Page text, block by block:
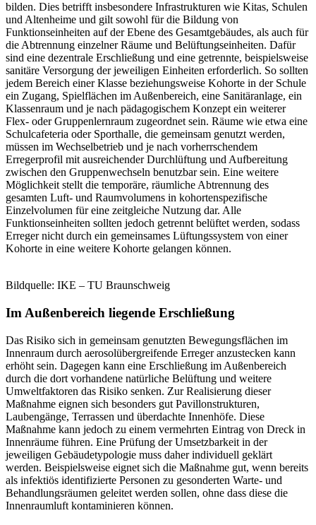
bilden. Dies betrifft insbesondere Infrastrukturen wie Kitas, Schulen
und Altenheime und gilt sowohl für die Bildung von
Funktionseinheiten auf der Ebene des Gesamtgebäudes, als auch für
die Abtrennung einzelner Räume und Belüftungseinheiten. Dafür
sind eine dezentrale Erschließung und eine getrennte, beispielsweise
sanitäre Versorgung der jeweiligen Einheiten erforderlich. So sollten
jedem Bereich einer Klasse beziehungsweise Kohorte in der Schule
ein Zugang, Spielflächen im Außenbereich, eine Sanitäranlage, ein
Klassenraum und je nach pädagogischem Konzept ein weiterer
Flex- oder Gruppenlernraum zugeordnet sein. Räume wie etwa eine
Schulcafeteria oder Sporthalle, die gemeinsam genutzt werden,
müssen im Wechselbetrieb und je nach vorherrschendem
Erregerprofil mit ausreichender Durchlüftung und Aufbereitung
zwischen den Gruppenwechseln benutzbar sein. Eine weitere
Möglichkeit stellt die temporäre, räumliche Abtrennung des
gesamten Luft- und Raumvolumens in kohortenspezifische
Einzelvolumen für eine zeitgleiche Nutzung dar. Alle
Funktionseinheiten sollten jedoch getrennt belüftet werden, sodass
Erreger nicht durch ein gemeinsames Lüftungssystem von einer
Kohorte in eine weitere Kohorte gelangen können.
Bildquelle: IKE – TU Braunschweig
Im Außenbereich liegende Erschließung
Das Risiko sich in gemeinsam genutzten Bewegungsflächen im
Innenraum durch aerosolübergreifende Erreger anzustecken kann
erhöht sein. Dagegen kann eine Erschließung im Außenbereich
durch die dort vorhandene natürliche Belüftung und weitere
Umweltfaktoren das Risiko senken. Zur Realisierung dieser
Maßnahme eignen sich besonders gut Pavillonstrukturen,
Laubengänge, Terrassen und überdachte Innenhöfe. Diese
Maßnahme kann jedoch zu einem vermehrten Eintrag von Dreck in
Innenräume führen. Eine Prüfung der Umsetzbarkeit in der
jeweiligen Gebäudetypologie muss daher individuell geklärt
werden. Beispielsweise eignet sich die Maßnahme gut, wenn bereits
als infektiös identifizierte Personen zu gesonderten Warte- und
Behandlungsräumen geleitet werden sollen, ohne dass diese die
Innenraumluft kontaminieren können.